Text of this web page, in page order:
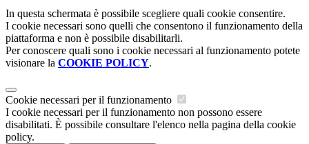
In questa schermata è possibile scegliere quali cookie consentire.
I cookie necessari sono quelli che consentono il funzionamento della
piattaforma e non è possibile disabilitarli.
Per conoscere quali sono i cookie necessari al funzionamento potete
visionare la COOKIE POLICY.
Cookie necessari per il funzionamento
I cookie necessari per il funzionamento non possono essere
disabilitati. È possibile consultare l'elenco nella pagina della cookie
policy.